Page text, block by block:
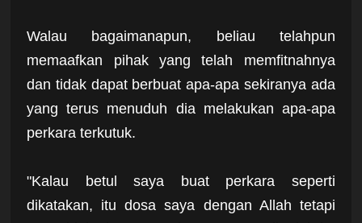
Walau bagaimanapun, beliau telahpun
memaafkan pihak yang telah memfitnahnya
dan tidak dapat berbuat apa-apa sekiranya ada
yang terus menuduh dia melakukan apa-apa
perkara terkutuk.
"Kalau betul saya buat perkara seperti
dikatakan, itu dosa saya dengan Allah tetapi